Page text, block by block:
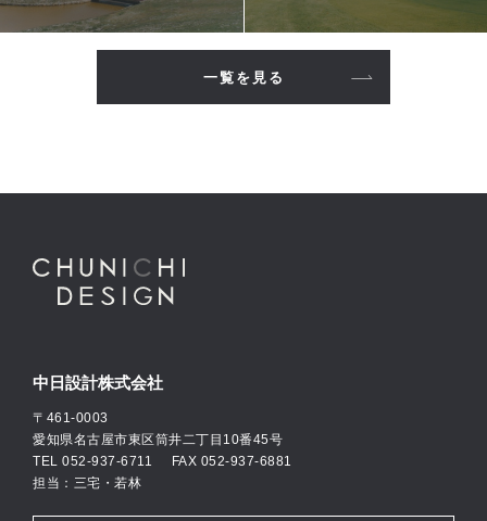
一覧を見る
中日設計株式会社
〒461-0003
愛知県名古屋市東区筒井二丁目10番45号
TEL 052-937-6711 FAX 052-937-6881
担当：三宅・若林